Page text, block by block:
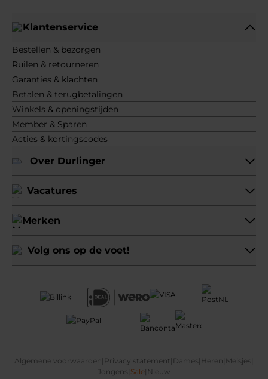
Klantenservice
Bestellen & bezorgen
Ruilen & retourneren
Garanties & klachten
Betalen & terugbetalingen
Winkels & openingstijden
Member & Sparen
Acties & kortingscodes
Over Durlinger
Vacatures
Merken
Volg ons op de voet!
Algemene voorwaarden Privacy statement Dames Heren Meisjes
Jongens Sale Nieuw